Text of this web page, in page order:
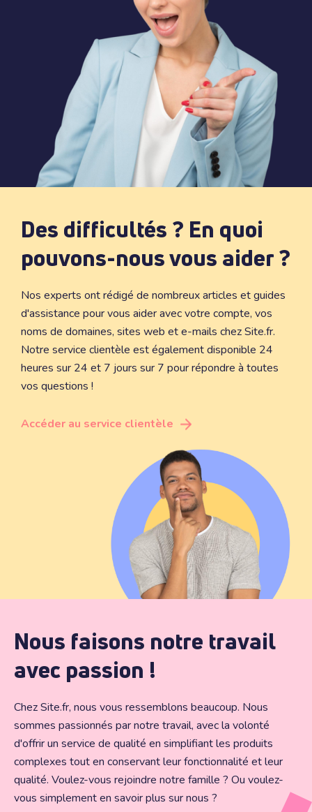
Des difficultés ? En quoi
pouvons-nous vous aider ?
Nos experts ont rédigé de nombreux articles et guides
d'assistance pour vous aider avec votre compte, vos
noms de domaines, sites web et e-mails chez Site.fr.
Notre service clientèle est également disponible 24
heures sur 24 et 7 jours sur 7 pour répondre à toutes
vos questions !
Accéder au service clientèle
Nous faisons notre travail
avec passion !
Chez Site.fr, nous vous ressemblons beaucoup. Nous
sommes passionnés par notre travail, avec la volonté
d'offrir un service de qualité en simplifiant les produits
complexes tout en conservant leur fonctionnalité et leur
qualité. Voulez-vous rejoindre notre famille ? Ou voulez-
vous simplement en savoir plus sur nous ?